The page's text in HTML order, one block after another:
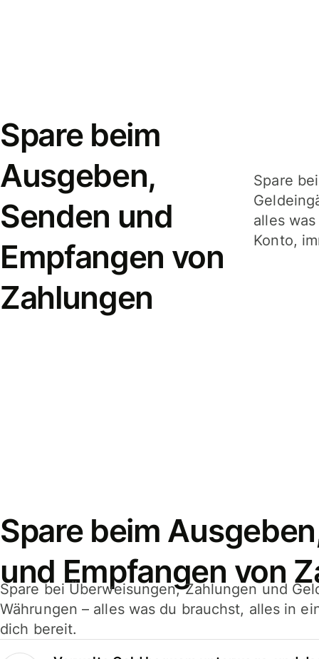
Spare beim
Ausgeben,
Senden und
Empfangen von
Zahlungen
Spare
alles
Konto,
Spare beim
und Empfangen von
Spare bei Überweisungen, Zahlungen und
Währungen – alles was du brauchst, alles in
dich bereit.